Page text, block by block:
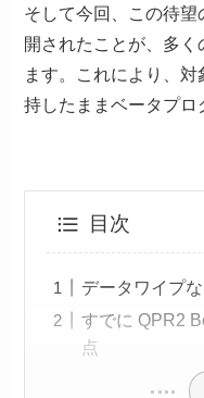
そして今回、この待
開されたことが、多
ます。これにより、
持したままベータプロ
目次
データワイプ
すでに QPR2
点